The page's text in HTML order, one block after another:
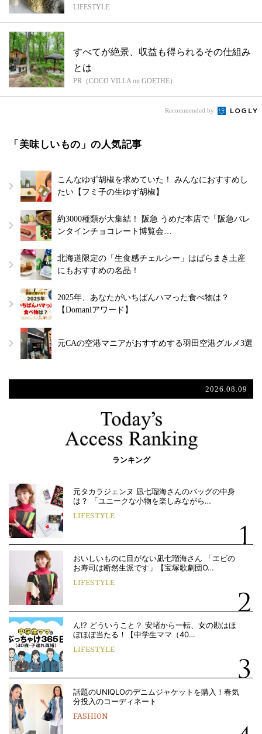
かり...
LIFESTYLE
すべてが絶景、収益も得られるその仕組み
とは
PR（COCO VILLA on GOETHE）
Recommended by
「美味しいもの」の人気記事
こんなゆず胡椒を求めていた！ みんなにおすすめし
たい【フミ子の生ゆず胡椒】
約3000種類が大集結！ 阪急 うめだ本店で「阪急バレ
ンタインチョコレート博覧会…
北海道限定の「生食感チェルシー」はばらまき土産
にもおすすめの名品！
2025年、あなたがいちばんハマった食べ物は？
【Domaniアワード】
元CAの空港マニアがおすすめする羽田空港グルメ3選
2026.08.09
ランキング
元タカラジェンヌ 凪七瑠海さんのバッグの中身
は？ 「ユニークな小物を楽しみながら…
LIFESTYLE
おいしいものに目がない凪七瑠海さん 「エビの
お寿司は断然生派です」【宝塚歌劇団O…
LIFESTYLE
ん!? どういうこと？ 安堵から一転、女の勘はほ
ぼほぼ当たる！【中学生ママ（40…
LIFESTYLE
話題のUNIQLOのデニムジャケットを購入！春気
分投入のコーディネート
FASHION